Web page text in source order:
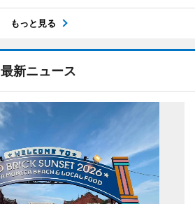
もっと見る
最新ニュース